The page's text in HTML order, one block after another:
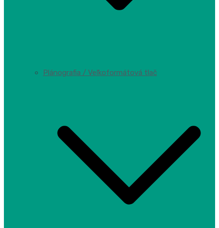
Plánografia / Veľkoformátová tlač